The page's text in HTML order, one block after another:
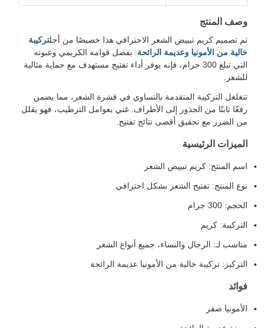
وصف المنتج
تم تصميم كريم تبييض الشعر الاحترافي هذا خصيصًا من أجلتركيبة
خالية من الأمونيا وعديمة الرائحة. بفضل قوامه الكريمي وعبوته
التي تبلغ 300 جرام، فإنه يوفر أداء تفتيح مستهدف مع حماية مثالية
للشعر.
تتغلغل التركيبة المتقدمة بالتساوي في قشرة الشعر، مما يضمن
رفعًا ثابتًا من الجذور إلى الأطراف. غني بعوامل الترطيب، فهو يقلل
من الضرر مع تحقيق أقصى نتائج تفتيح.
الميزات الرئيسية
اسم المنتج: كريم تبييض الشعر
نوع المنتج: تفتيح الشعر بشكل احترافي
الحجم: 300 جرام
التركيبة: كريم
مناسب لـ: الرجال والنساء، جميع أنواع الشعر
التركيز: تركيبة خالية من الأمونيا عديمة الرائحة
فوائد
الأمونيا صفر